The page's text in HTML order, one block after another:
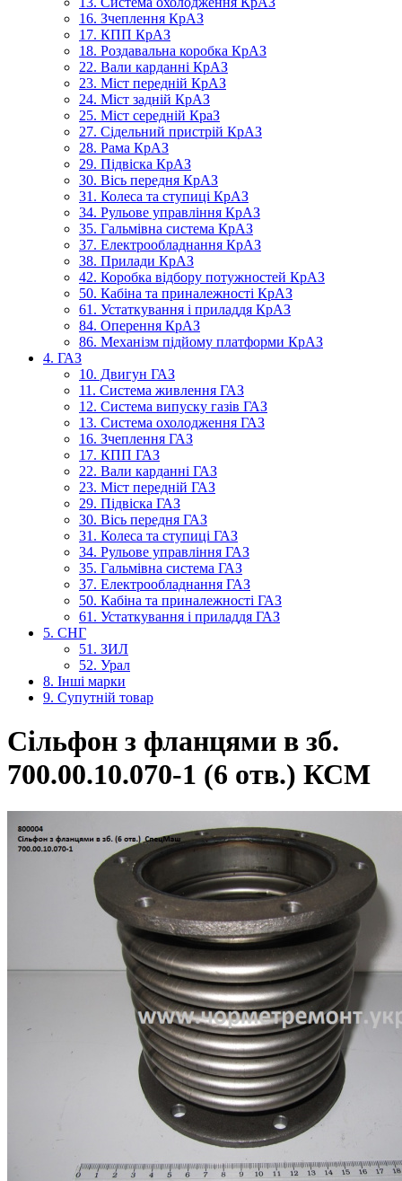
16. Зчеплення КрАЗ
17. КПП КрАЗ
18. Роздавальна коробка КрАЗ
22. Вали карданні КрАЗ
23. Міст передній КрАЗ
24. Міст задній КрАЗ
25. Міст середній КраЗ
27. Сідельний пристрій КрАЗ
28. Рама КрАЗ
29. Підвіска КрАЗ
30. Вісь передня КрАЗ
31. Колеса та ступиці КрАЗ
34. Рульове управління КрАЗ
35. Гальмівна система КрАЗ
37. Електрообладнання КрАЗ
38. Прилади КрАЗ
42. Коробка відбору потужностей КрАЗ
50. Кабіна та приналежності КрАЗ
61. Устаткування і приладдя КрАЗ
84. Оперення КрАЗ
86. Механізм підйому платформи КрАЗ
4. ГАЗ
10. Двигун ГАЗ
11. Система живлення ГАЗ
12. Система випуску газів ГАЗ
13. Система охолодження ГАЗ
16. Зчеплення ГАЗ
17. КПП ГАЗ
22. Вали карданні ГАЗ
23. Міст передній ГАЗ
29. Підвіска ГАЗ
30. Вісь передня ГАЗ
31. Колеса та ступиці ГАЗ
34. Рульове управління ГАЗ
35. Гальмівна система ГАЗ
37. Електрообладнання ГАЗ
50. Кабіна та приналежності ГАЗ
61. Устаткування і приладдя ГАЗ
5. СНГ
51. ЗИЛ
52. Урал
8. Інші марки
9. Супутній товар
Сільфон з фланцями в зб.
700.00.10.070-1 (6 отв.) КСМ